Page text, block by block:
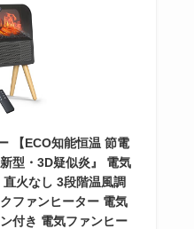
【ECO知能恒温 節電
型・3D疑似炎』 電気
火なし 3段階温風調
ファンヒーター 電気
付き 電気ファンヒー